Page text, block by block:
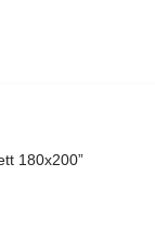
180x200”